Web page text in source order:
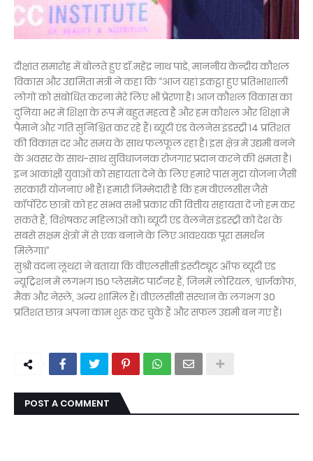
दीक्षांत समारोह में बोलते हुए डॉ.महेंद्र नाथ पांडे, माननीय केन्द्रीय कौशल
विकास और उद्यमिता मंत्री ने कहा कि “आज यहां इकट्ठा हुए प्रतिभाशाली
लोगों को संबोधित करना मेरे लिए भी प्रेरणा है। आज कौशल विकास का
दुनिया भर में शिक्षा के रूप में बहुत महत्व है और हम कौशल और शिक्षा में
पैमाने और गति सुनिश्चित कर रहे हैं। ब्यूटी एंड वेलनेस इंडस्ट्री 14 प्रतिशत
की विकास दर और समय के साथ फलफूल रहा है। इस क्षेत्र में उद्यमी बनने
के अवसर के साथ-साथ सुविधाजनक रोजगार प्रदान करने की क्षमता है।
इन आकांक्षी युवाओं को सहायता देने के लिए हमारे पास मुद्रा योजना जैसी
सरकारी योजनाएं भी हैं। हमारी जिम्मेदारी है कि हम वीएलसीस जैसे
कॉर्पोरेट छात्रों को हर संभव सभी प्रकार की वित्तीय सहायता दें जो हम कर
सकते हैं, विशेषकर महिलाओं को। ब्यूटी एंड वेलनेस इंडस्ट्री को देश के
सबसे सक्षम क्षेत्रों में से एक बनाने के लिए आवश्यक पूरा समर्थन
मिलेगा।”
सुश्री वंदना लूथरा ने बताया कि वीएलसीसी इंस्टीट्यूट ऑफ ब्यूटी एंड
न्यूट्रिशन में लगभग 150 प्लेसमेंट पार्टनर हैं, जिनमें लोरियल, श्वार्जकोफ,
मैक और नेस्ले, अन्य शामिल हैं। वीएलसीसी संस्थान के लगभग 30
प्रतिशत छात्र अपना काम शुरू कर चुके हैं और सफल उद्यमी बन गए हैं।
POST A COMMENT